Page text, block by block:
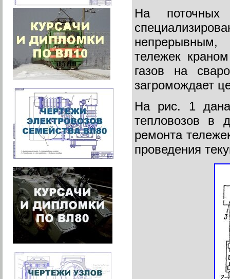
На поточных
непрерывным,
тележек
газов на
загромождает
На рис. 1 дана
тепловозов в
ремонта
проведения